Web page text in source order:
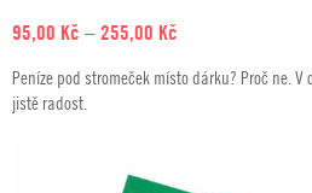
95,00 Kč –255,00 Kč
95,00 Kč
Peníze pod stromeček místo dárku? Proč ne.
jistě radost.